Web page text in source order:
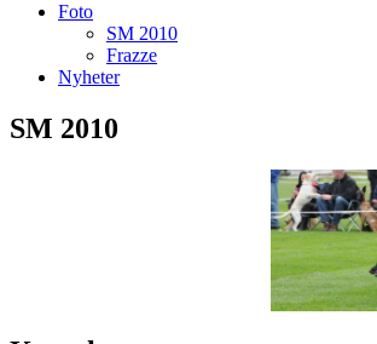
Foto
SM 2010
Frazze
Nyheter
SM 2010